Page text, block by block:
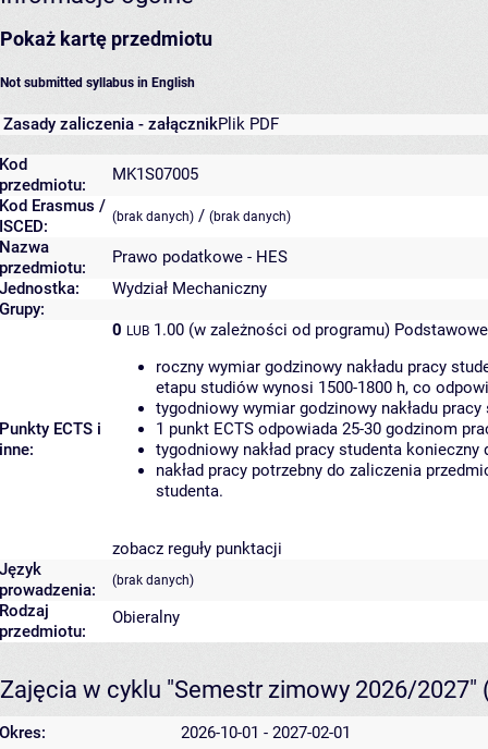
Pokaż kartę przedmiotu
Not submitted syllabus in English
Zasady zaliczenia - załącznikPlik PDF
Kod
przedmiotu:
MK1S07005
Kod Erasmus /
ISCED:
(brak danych) / (brak danych)
Nazwa
przedmiotu:
Prawo podatkowe - HES
Jednostka:
Wydział Mechaniczny
Grupy:
Punkty ECTS i
inne:
0 LUB 1.00 (w zależności od programu)
roczny wymiar godzinowy nakładu pracy
etapu studiów wynosi 1500-1800 h, co
tygodniowy wymiar godzinowy nakładu
1 punkt ECTS odpowiada 25-30 godzinom
tygodniowy nakład pracy studenta
nakład pracy potrzebny do zaliczenia
studenta.
zobacz reguły punktacji
Język
prowadzenia:
(brak danych)
Rodzaj
przedmiotu:
Obieralny
Zajęcia w cyklu "Semestr zimowy 2026/2027"
Okres: 2026-10-01 - 2027-02-01